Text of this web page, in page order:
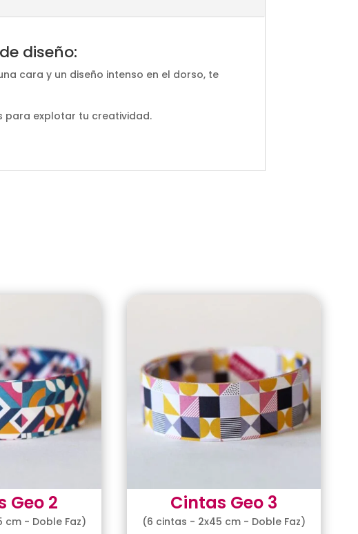
diseño:
cara y un diseño intenso en el dorso, te
para explotar tu creatividad.
Geo 2
cm - Doble Faz)
Cintas Geo 3
(6 cintas - 2x45 cm - Doble Faz)